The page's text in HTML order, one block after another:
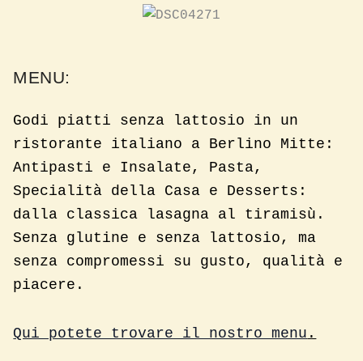
MENU:
Godi piatti senza lattosio in un
ristorante italiano a Berlino Mitte:
Antipasti e Insalate, Pasta,
Specialità della Casa e Desserts:
dalla classica lasagna al tiramisù.
Senza glutine e senza lattosio, ma
senza compromessi su gusto, qualità e
piacere.
Qui potete trovare il nostro menu .